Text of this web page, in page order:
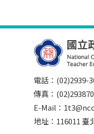
電話：(02)2939-
傳真：
E-Mail：
地址：116011 臺